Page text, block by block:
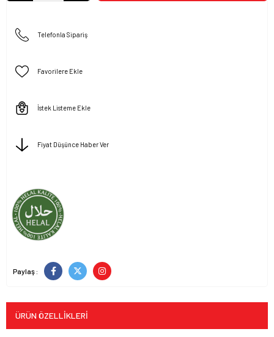
Telefonla Sipariş
Favorilere Ekle
İstek Listeme Ekle
Fiyat Düşünce Haber Ver
Paylaş :
ÜRÜN ÖZELLIKLERI